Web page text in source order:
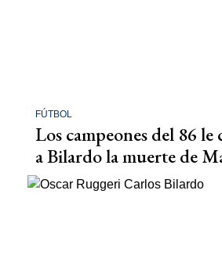
FÚTBOL
Los campeones del 86
a Bilardo la muerte de